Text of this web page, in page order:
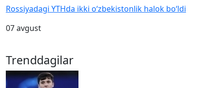
Rossiyadagi YTHda ikki o‘zbekistonlik halok bo‘ldi
07 avgust
Trenddagilar